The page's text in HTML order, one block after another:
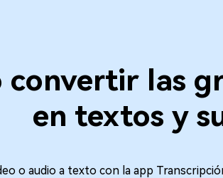
convertir las
en textos y
o audio a texto con la app